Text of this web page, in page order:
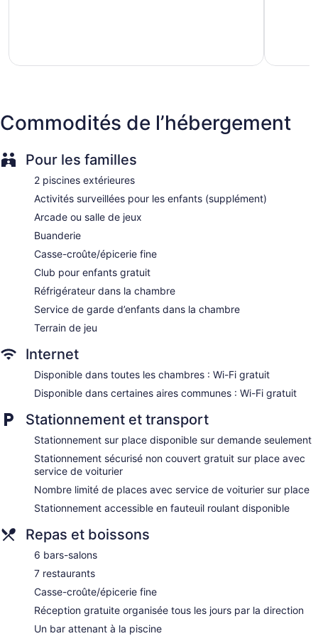
50000 sq ft of conference space
Deli
Supervised childcare (surcharge)
Childcare (surcharge)
Beach lounge chairs
Towels for the beach
Umbrellas for the beach
Cabanas by the pool (surcharge)
Poolside lounge chairs
Umbrellas for the pool
Conference center
Business facilities
Dry cleaning
Front desk (24 hours)
Storage area for luggage
Front-desk safe
Tour and ticket information
Concierge
Wedding services available
Game room or arcade
Pool or billiards table
Terrace
Garden
Beauty salon
Newspapers in lobby (free)
ATM
Bellhop
Commodités de l’hébergement
Pour les familles
2 piscines extérieures
Activités surveillées pour les enfants (supplément)
Arcade ou salle de jeux
Buanderie
Casse-croûte/épicerie fine
Club pour enfants gratuit
Réfrigérateur dans la chambre
Service de garde d’enfants dans la chambre
Terrain de jeu
Internet
Disponible dans toutes les chambres : Wi-Fi gratuit
Disponible dans certaines aires communes : Wi-Fi gratuit
Stationnement et transport
Stationnement sur place disponible sur demande seulement
Stationnement sécurisé non couvert gratuit sur place avec
service de voiturier
Nombre limité de places avec service de voiturier sur place
Stationnement accessible en fauteuil roulant disponible
Repas et boissons
6 bars-salons
7 restaurants
Casse-croûte/épicerie fine
Réception gratuite organisée tous les jours par la direction
Un bar attenant à la piscine